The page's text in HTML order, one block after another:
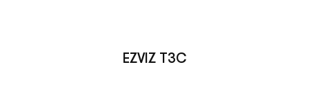
EZVIZ T3C